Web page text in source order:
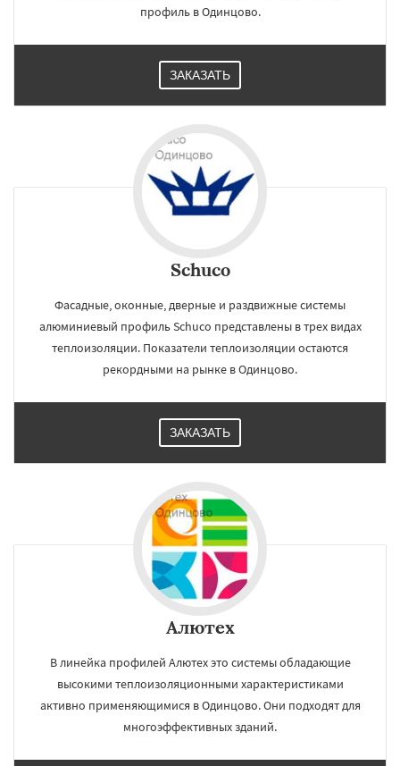
профиль в Одинцово.
ЗАКАЗАТЬ
Schuco
Фасадные, оконные, дверные и раздвижные системы
алюминиевый профиль Schuco представлены в трех видах
теплоизоляции. Показатели теплоизоляции остаются
рекордными на рынке в Одинцово.
ЗАКАЗАТЬ
Алютех
В линейка профилей Алютех это системы обладающие
высокими теплоизоляционными характеристиками
активно применяющимися в Одинцово. Они подходят для
многоэффективных зданий.